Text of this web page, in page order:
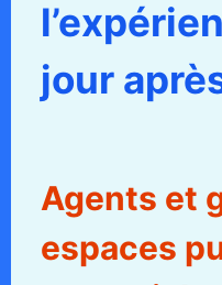
jour
Agents et
espaces